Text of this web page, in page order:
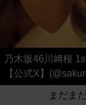
乃木坂46川﨑桜
【公式X】
まだま